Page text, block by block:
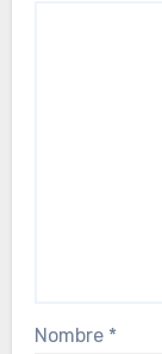
Nombre *